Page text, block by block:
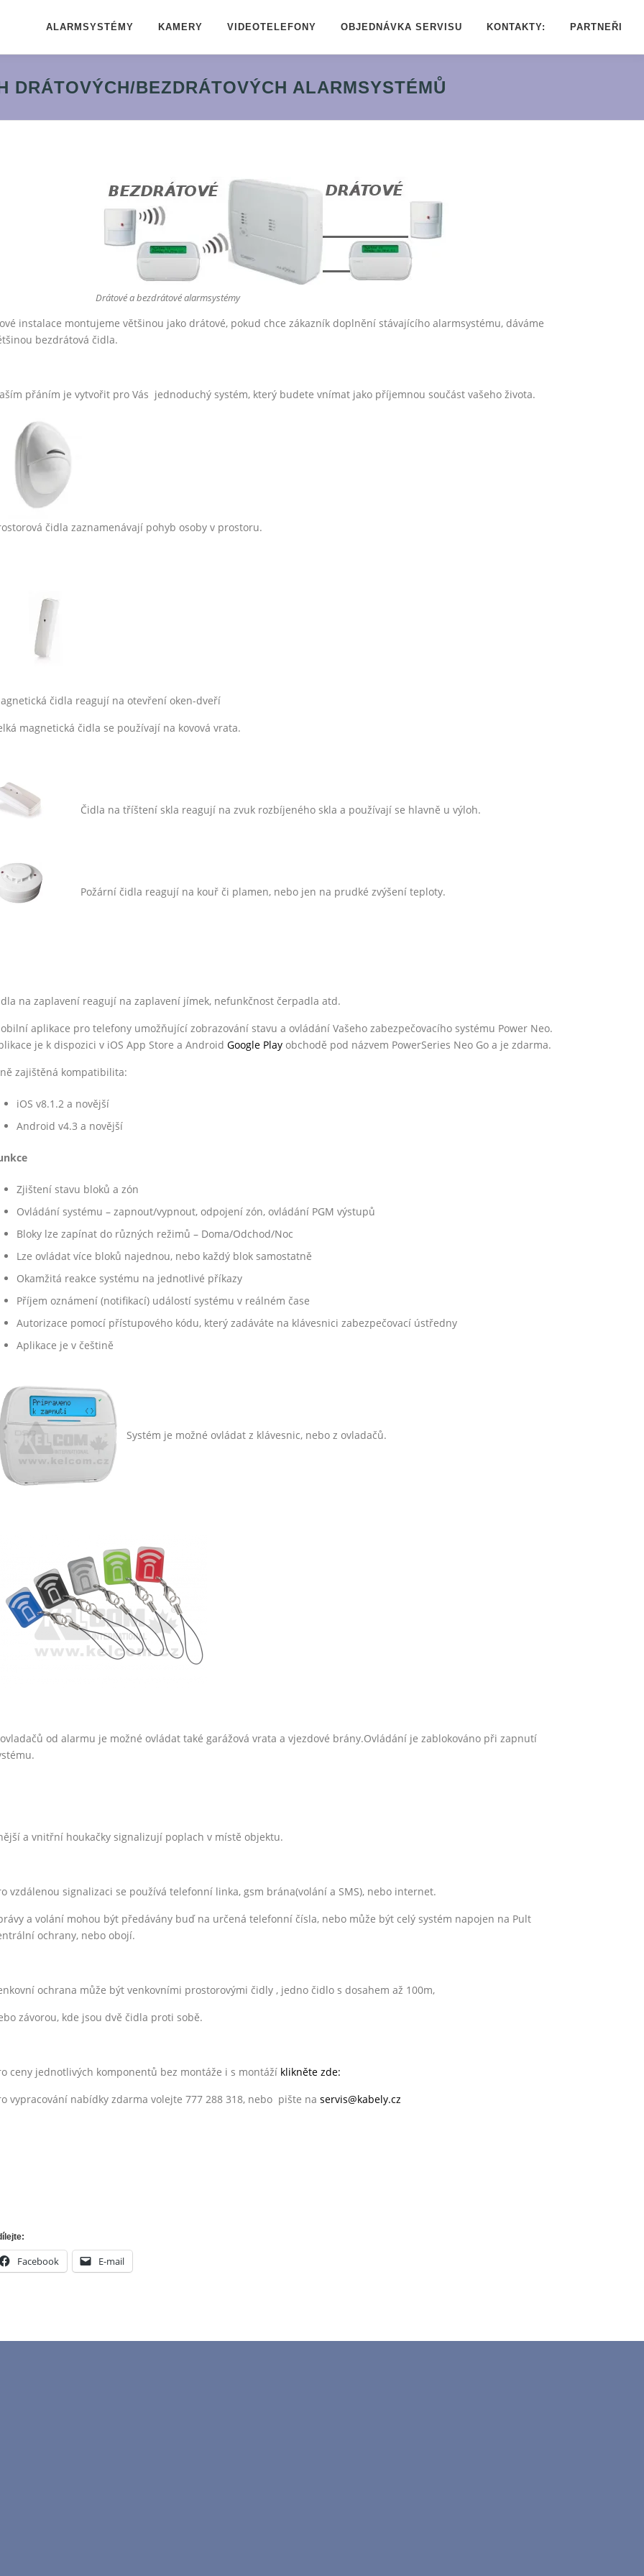
ALARMSYSTÉMY KAMERY VIDEOTELEFONY OBJEDNÁVKA SERVISU KONTAKTY: PARTNEŘI
DRÁTOVÝCH/BEZDRÁTOVÝCH ALARMSYSTÉMŮ
Drátové a bezdrátové alarmsystémy
instalace montujeme většinou jako drátové, pokud chce zákazník doplnění stávajícího alarmsystému, dáváme
bezdrátová čidla.
přáním je vytvořit pro Vás jednoduchý systém, který budete vnímat jako příjemnou součást vašeho života.
čidla zaznamenávají pohyb osoby v prostoru.
čidla reagují na otevření oken-dveří
magnetická čidla se používají na kovová vrata.
Čidla na tříštení skla reagují na zvuk rozbíjeného skla a používají se hlavně u výloh.
Požární čidla reagují na kouř či plamen, nebo jen na prudké zvýšení teploty.
na zaplavení reagují na zaplavení jímek, nefunkčnost čerpadla atd.
aplikace pro telefony umožňující zobrazování stavu a ovládání Vašeho zabezpečovacího systému Power Neo.
je k dispozici v iOS App Store a Android Google Play obchodě pod názvem PowerSeries Neo Go a je zdarma.
zajištěná kompatibilita:
iOS v8.1.2 a novější
Android v4.3 a novější
Zjištení stavu bloků a zón
Ovládání systému – zapnout/vypnout, odpojení zón, ovládání PGM výstupů
Bloky lze zapínat do různých režimů – Doma/Odchod/Noc
Lze ovládat více bloků najednou, nebo každý blok samostatně
Okamžitá reakce systému na jednotlivé příkazy
Příjem oznámení (notifikací) událostí systému v reálném čase
Autorizace pomocí přístupového kódu, který zadáváte na klávesnici zabezpečovací ústředny
Aplikace je v češtině
Systém je možné ovládat z klávesnic, nebo z ovladačů.
od alarmu je možné ovládat také garážová vrata a vjezdové brány.Ovládání je zablokováno při zapnutí
a vnitřní houkačky signalizují poplach v místě objektu.
vzdálenou signalizaci se používá telefonní linka, gsm brána(volání a SMS), nebo internet.
a volání mohou být předávány buď na určená telefonní čísla, nebo může být celý systém napojen na Pult
ochrany, nebo obojí.
ochrana může být venkovními prostorovými čidly , jedno čidlo s dosahem až 100m,
závorou, kde jsou dvě čidla proti sobě.
ceny jednotlivých komponentů bez montáže i s montáží klikněte zde:
vypracování nabídky zdarma volejte 777 288 318, nebo pište na servis@kabely.cz
Facebook E-mail